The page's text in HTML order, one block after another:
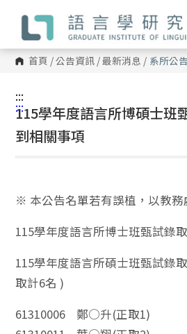
內
容 首頁 /公告資訊 /最新消息 / 系所公告
:::
:::
115學年度語言所博碩士班
到相關事項
※ 本公告名單若有誤植，以教務
115學年度語言所博士班甄試錄
115學年度語言所碩士班甄試錄
取計6名 )
61310006 鄭○升(正取1)